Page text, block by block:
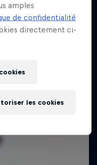
amples
de confidentialité
directement ci-
les cookies